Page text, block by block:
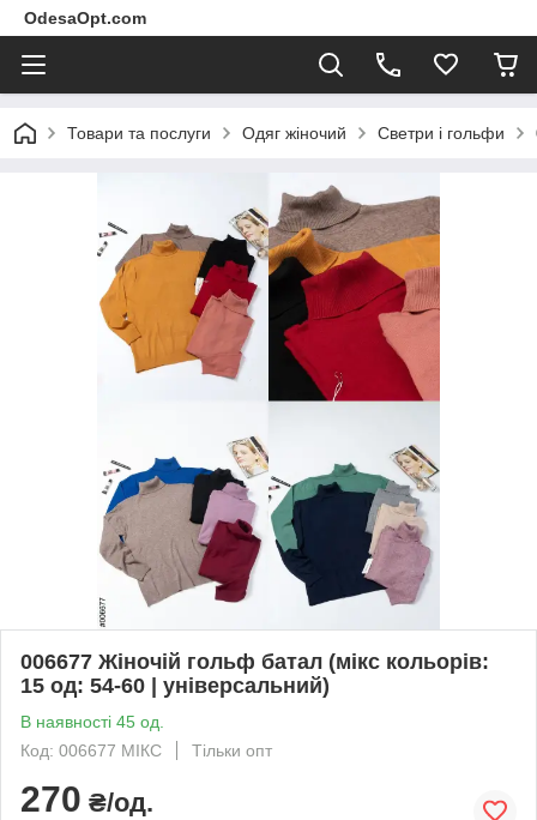
OdesaOpt.com
Товари та послуги Одяг жіночий Светри і гольфи
006677 Жіночій гольф батал (мікс кольорів:
15 од: 54-60 | універсальний)
В наявності 45 од.
Код: 006677 МІКС
Тільки опт
270 ₴/од.